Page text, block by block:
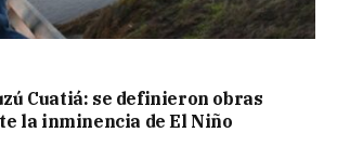
Cuatiá: se definieron obras
la inminencia de El Niño